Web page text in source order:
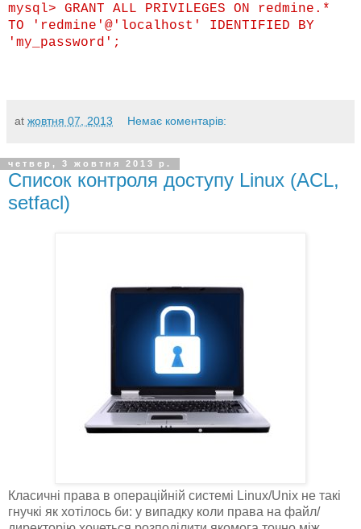
mysql> GRANT ALL PRIVILEGES ON redmine.*
TO 'redmine'@'localhost' IDENTIFIED BY
'my_password';
at жовтня 07, 2013 Немає коментарів:
четвер, 3 жовтня 2013 р.
Список контроля доступу Linux (ACL,
setfacl)
Класичні права в операційній системі Linux/Unix не такі
гнучкі як хотілось би: у випадку коли права на файл/